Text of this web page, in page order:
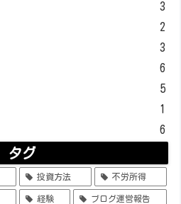
3
2
3
6
5
1
6
タグ
投資方法 不労所得
経験 ブログ運営報告